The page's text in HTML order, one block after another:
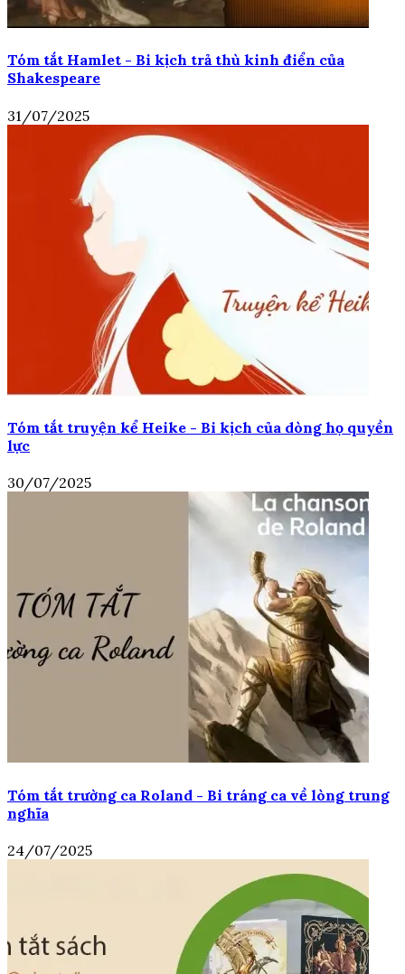
Tóm tắt Hamlet - Bi kịch trả thù kinh điển của
Shakespeare
31/07/2025
Tóm tắt truyện kể Heike - Bi kịch của dòng họ quyền
lực
30/07/2025
Tóm tắt trường ca Roland - Bi tráng ca về lòng trung
nghĩa
24/07/2025